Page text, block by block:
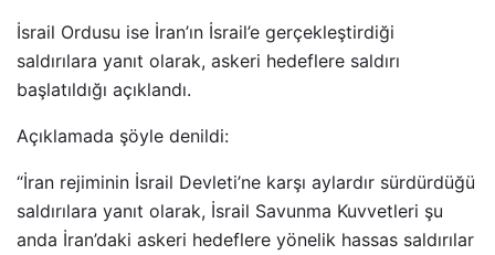
İsrail Ordusu ise İran’ın İsrail’e gerçekleştirdiği
saldırılara yanıt olarak, askeri hedeflere saldırı
başlatıldığı açıklandı.
Açıklamada şöyle denildi:
“İran rejiminin İsrail Devleti’ne karşı aylardır sürdürdüğü
saldırılara yanıt olarak, İsrail Savunma Kuvvetleri şu
anda İran’daki askeri hedeflere yönelik hassas saldırılar